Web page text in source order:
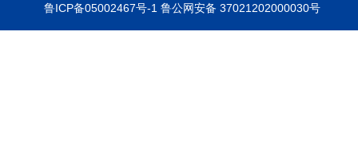
鲁ICP备05002467号-1 鲁公网安备 37021202000030号